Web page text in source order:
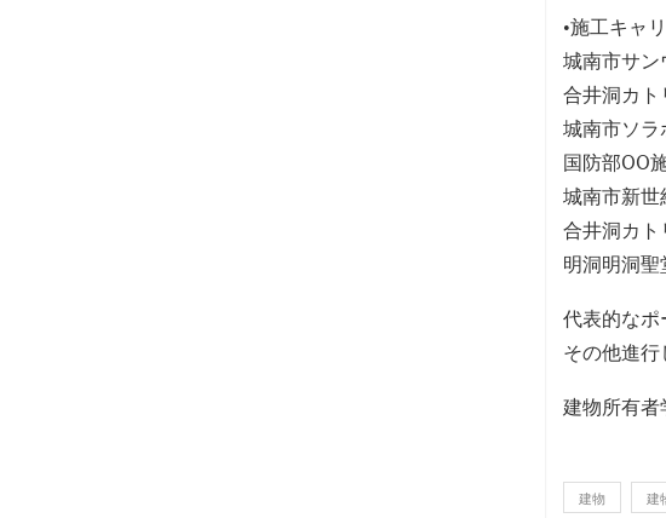
•施工キャ
城南市サ
合井洞カ
城南市ソ
国防部OO
城南市新
合井洞カ
明洞明洞
代表的なポ
その他進
建物所有者
建物 建